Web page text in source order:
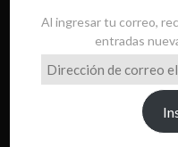
Al ingresar tu correo,
entradas
Dirección
de